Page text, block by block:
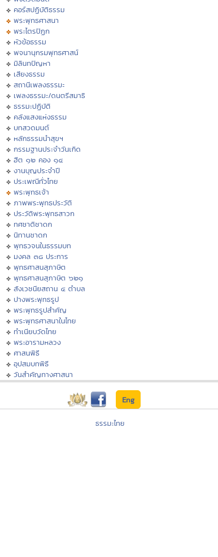
คอร์สปฏิบัติธรรม
พระพุทธศาสนา
พระไตรปิฏก
หัวข้อธรรม
พจนานุกรมพุทธศาสน์
มิลินทปัญหา
เสียงธรรม
สถานีเพลงธรรมะ
เพลงธรรมะ/ดนตรีสมาธิ
ธรรมะปฏิบัติ
คลังแสงแห่งธรรม
บทสวดมนต์
หลักธรรมนำสุขฯ
กรรมฐานประจำวันเกิด
ฮีต ๑๒ คอง ๑๔
งานบุญประจำปี
ประเพณีทั่วไทย
พระพุทธเจ้า
ภาพพระพุทธประวัติ
ประวัติพระพุทธสาวก
ทศชาติชาดก
นิทานชาดก
พุทธวจนในธรรมบท
มงคล ๓๘ ประการ
พุทธศาสนสุภาษิต
พุทธศาสนสุภาษิต ๖๒๑
สังเวชนียสถาน ๔ ตำบล
ปางพระพุทธรูป
พระพุทธรูปสำคัญ
พระพุทธศาสนาในไทย
ทำเนียบวัดไทย
พระอารามหลวง
ศาสนพิธี
อุปสมบทพิธี
วันสำคัญทางศาสนา
Eng
ธรรมะไทย